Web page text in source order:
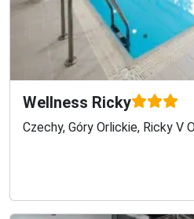
Wellness Ricky
Czechy, Góry Orlickie, Ricky V